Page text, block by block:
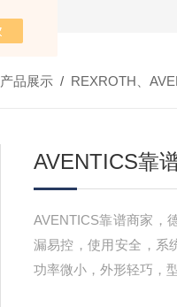
产品展示/ REXROTH、
AVENTICS靠
AVENTICS靠谱商家，
漏易控，使用安全，系
功率微小，外形轻巧，